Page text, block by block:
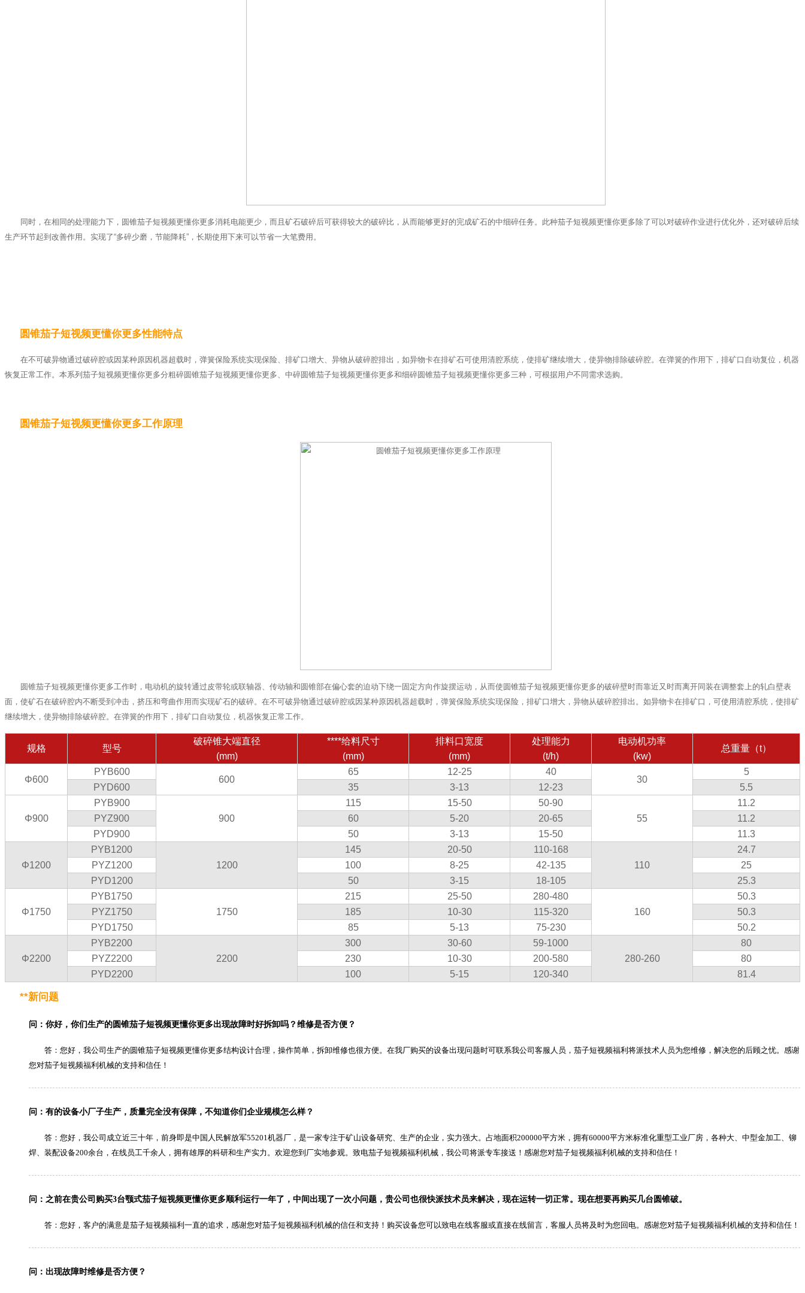
同时，在相同的处理能力下，圆锥茄子短视频更懂你更多消耗电能更少，而且矿石破碎后可获得较大的破碎比，从而能够更好的完成矿石的中细碎任务。此种茄子短视频更懂你更多除了可以对破碎作业进行优化外，还对破碎后续
生产环节起到改善作用。实现了“多碎少磨，节能降耗”，长期使用下来可以节省一大笔费用。
圆锥茄子短视频更懂你更多性能特点
在不可破异物通过破碎腔或因某种原因机器超载时，弹簧保险系统实现保险、排矿口增大、异物从破碎腔排出，如异物卡在排矿石可使用清腔系统，使排矿继续增大，使异物排除破碎腔。在弹簧的作用下，排矿口自动复位，机器
恢复正常工作。本系列茄子短视频更懂你更多分粗碎圆锥茄子短视频更懂你更多、中碎圆锥茄子短视频更懂你更多和细碎圆锥茄子短视频更懂你更多三种，可根据用户不同需求选购。
圆锥茄子短视频更懂你更多工作原理
圆锥茄子短视频更懂你更多工作时，电动机的旋转通过皮带轮或联轴器、传动轴和圆锥部在偏心套的迫动下绕一固定方向作旋摆运动，从而使圆锥茄子短视频更懂你更多的破碎壁时而靠近又时而离开同装在调整套上的轧白壁表
面，使矿石在破碎腔内不断受到冲击，挤压和弯曲作用而实现矿石的破碎。在不可破异物通过破碎腔或因某种原因机器超载时，弹簧保险系统实现保险，排矿口增大，异物从破碎腔排出。如异物卡在排矿口，可使用清腔系统，使排矿
继续增大，使异物排除破碎腔。在弹簧的作用下，排矿口自动复位，机器恢复正常工作。
规格 型号
破碎锥大端直径
(mm)
****给料尺寸
(mm)
排料口宽度
(mm)
处理能力
(t/h)
电动机功率
(kw)
总重量（t）
Φ600
PYB600
600
65 12-25 40
30
5
PYD600
35 3-13 12-23 5.5
Φ900
PYB900
900
115 15-50
50-90
55
11.2
PYZ900
60 5-20 20-65
11.2
PYD900
50 3-13 15-50 11.3
Φ1200
PYB1200
1200
145 20-50
110-168
110
24.7
PYZ1200
100 8-25 42-135
25
PYD1200
50 3-15 18-105 25.3
Φ1750
PYB1750
1750
215 25-50
280-480
160
50.3
PYZ1750
185 10-30 115-320
50.3
PYD1750
85 5-13 75-230 50.2
Φ2200
PYB2200
2200
300 30-60
59-1000
280-260
80
PYZ2200
230 10-30 200-580
80
PYD2200
100 5-15 120-340 81.4
**新问题
问：你好，你们生产的圆锥茄子短视频更懂你更多出现故障时好拆卸吗？维修是否方便？
答：您好，我公司生产的圆锥茄子短视频更懂你更多结构设计合理，操作简单，拆卸维修也很方便。在我厂购买的设备出现问题时可联系我公司客服人员，茄子短视频福利将派技术人员为您维修，解决您的后顾之忧。感谢
您对茄子短视频福利机械的支持和信任！
问：有的设备小厂子生产，质量完全没有保障，不知道你们企业规模怎么样？
答：您好，我公司成立近三十年，前身即是中国人民解放军55201机器厂，是一家专注于矿山设备研究、生产的企业，实力强大。占地面积200000平方米，拥有60000平方米标准化重型工业厂房，各种大、中型金加工、铆
焊、装配设备200余台，在线员工千余人，拥有雄厚的科研和生产实力。欢迎您到厂实地参观。致电茄子短视频福利机械，我公司将派专车接送！感谢您对茄子短视频福利机械的支持和信任！
问：之前在贵公司购买3台颚式茄子短视频更懂你更多顺利运行一年了，中间出现了一次小问题，贵公司也很快派技术员来解决，现在运转一切正常。现在想要再购买几台圆锥破。
答：您好，客户的满意是茄子短视频福利一直的追求，感谢您对茄子短视频福利机械的信任和支持！购买设备您可以致电在线客服或直接在线留言，客服人员将及时为您回电。感谢您对茄子短视频福利机械的支持和信任！
问：出现故障时维修是否方便？